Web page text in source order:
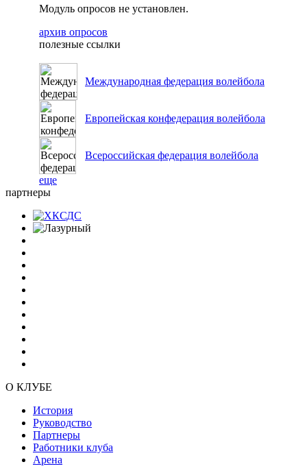
Модуль опросов не установлен.
архив опросов
полезные ссылки
Международная федерация волейбола
Европейская конфедерация волейбола
Всероссийская федерация волейбола
еще
партнеры
О КЛУБЕ
История
Руководство
Партнеры
Работники клуба
Арена